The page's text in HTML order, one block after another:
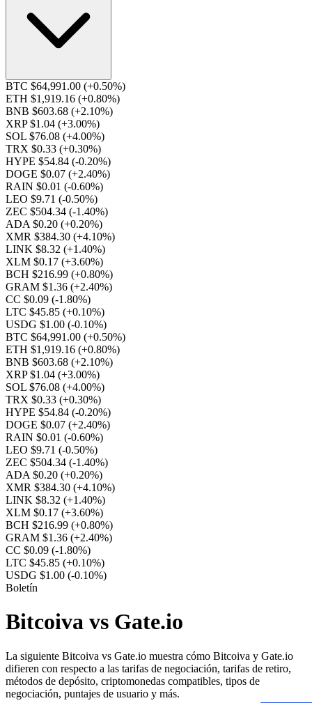
BTC $64,991.00 (+0.50%)
ETH $1,919.16 (+0.80%)
BNB $603.68 (+2.10%)
XRP $1.04 (+3.00%)
SOL $76.08 (+4.00%)
TRX $0.33 (+0.30%)
HYPE $54.84 (-0.20%)
DOGE $0.07 (+2.40%)
RAIN $0.01 (-0.60%)
LEO $9.71 (-0.50%)
ZEC $504.34 (-1.40%)
ADA $0.20 (+0.20%)
XMR $384.30 (+4.10%)
LINK $8.32 (+1.40%)
XLM $0.17 (+3.60%)
BCH $216.99 (+0.80%)
GRAM $1.36 (+2.40%)
CC $0.09 (-1.80%)
LTC $45.85 (+0.10%)
USDG $1.00 (-0.10%)
BTC $64,991.00 (+0.50%)
ETH $1,919.16 (+0.80%)
BNB $603.68 (+2.10%)
XRP $1.04 (+3.00%)
SOL $76.08 (+4.00%)
TRX $0.33 (+0.30%)
HYPE $54.84 (-0.20%)
DOGE $0.07 (+2.40%)
RAIN $0.01 (-0.60%)
LEO $9.71 (-0.50%)
ZEC $504.34 (-1.40%)
ADA $0.20 (+0.20%)
XMR $384.30 (+4.10%)
LINK $8.32 (+1.40%)
XLM $0.17 (+3.60%)
BCH $216.99 (+0.80%)
GRAM $1.36 (+2.40%)
CC $0.09 (-1.80%)
LTC $45.85 (+0.10%)
USDG $1.00 (-0.10%)
Boletín
Bitcoiva vs Gate.io
La siguiente Bitcoiva vs Gate.io muestra cómo Bitcoiva y Gate.io
difieren con respecto a las tarifas de negociación, tarifas de retiro,
métodos de depósito, criptomonedas compatibles, tipos de
negociación, puntajes de usuario y más.